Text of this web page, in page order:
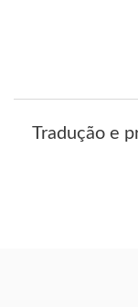
Tradução e